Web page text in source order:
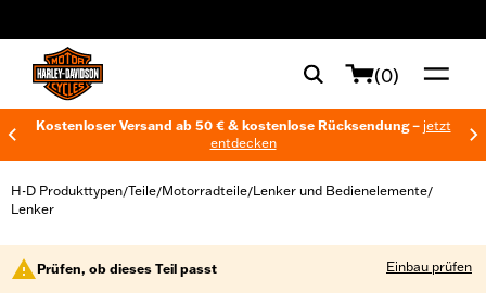
(0)
Kostenloser Versand ab 50 € & kostenlose Rücksendung – jetzt
entdecken
H-D Produkttypen/Teile/Motorradteile/Lenker und Bedienelemente/
Lenker
Prüfen, ob dieses Teil passt Einbau prüfen